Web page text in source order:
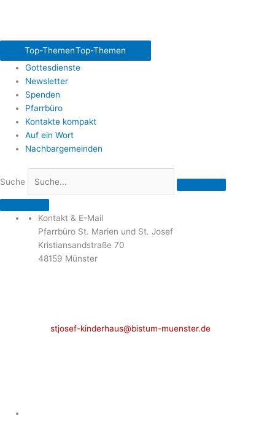
Top-ThemenTop-Themen
Gottesdienste
Newsletter
Spenden
Pfarrbüro
Kontakte kompakt
Auf ein Wort
Nachbargemeinden
Suche
Kontakt & E-Mail
Pfarrbüro St. Marien und St. Josef
Kristiansandstraße 70
48159 Münster
stjosef-kinderhaus@bistum-muenster.de